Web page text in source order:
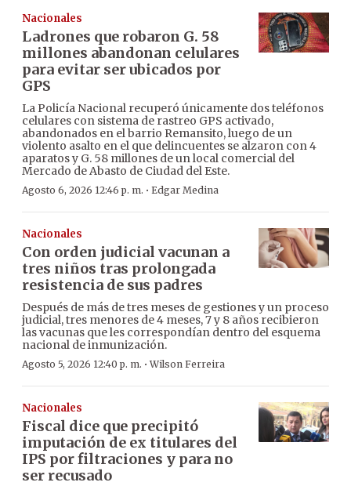
Nacionales
Ladrones que robaron G. 58
millones abandonan celulares
para evitar ser ubicados por
GPS
La Policía Nacional recuperó únicamente dos teléfonos
celulares con sistema de rastreo GPS activado,
abandonados en el barrio Remansito, luego de un
violento asalto en el que delincuentes se alzaron con 4
aparatos y G. 58 millones de un local comercial del
Mercado de Abasto de Ciudad del Este.
Agosto 6, 2026 12:46 p. m. · Edgar Medina
Nacionales
Con orden judicial vacunan a
tres niños tras prolongada
resistencia de sus padres
Después de más de tres meses de gestiones y un proceso
judicial, tres menores de 4 meses, 7 y 8 años recibieron
las vacunas que les correspondían dentro del esquema
nacional de inmunización.
Agosto 5, 2026 12:40 p. m. ·Wilson Ferreira
Nacionales
Fiscal dice que precipitó
imputación de ex titulares del
IPS por filtraciones y para no
ser recusado